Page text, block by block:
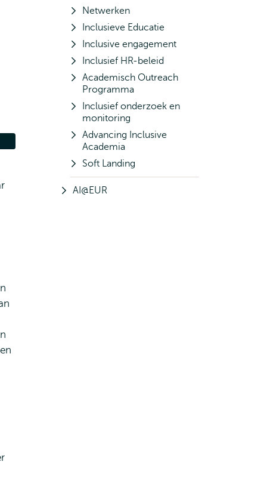
Netwerken
Inclusieve Educatie
Inclusive engagement
Inclusief HR-beleid
Academisch Outreach
Programma
Inclusief onderzoek en
monitoring
Advancing Inclusive
Academia
Soft Landing
AI@EUR